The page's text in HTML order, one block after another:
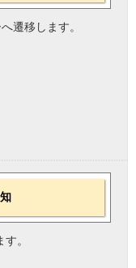
遷移します。
。